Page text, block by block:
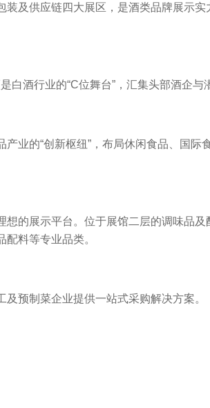
装及供应链四大展区，是酒类品牌展示
白酒行业的“C位舞台”，汇集头部酒企与
业的“创新枢纽”，布局休闲食品、国际
想的展示平台。位于展馆二层的调味品及
料等专业品类。
预制菜企业提供一站式采购解决方案。